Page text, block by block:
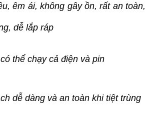
êm ái, không gây ồn, rất an toàn,
dễ lắp ráp
thể chạy cả điện và pin
dễ dàng và an toàn khi tiệt trùng